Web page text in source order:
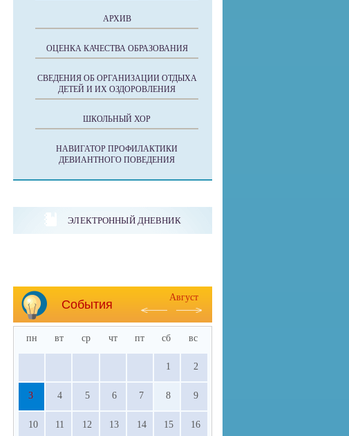
АРХИВ
ОЦЕНКА КАЧЕСТВА ОБРАЗОВАНИЯ
СВЕДЕНИЯ ОБ ОРГАНИЗАЦИИ ОТДЫХА
ДЕТЕЙ И ИХ ОЗДОРОВЛЕНИЯ
ШКОЛЬНЫЙ ХОР
НАВИГАТОР ПРОФИЛАКТИКИ
ДЕВИАНТНОГО ПОВЕДЕНИЯ
ЭЛЕКТРОННЫЙ ДНЕВНИК
События
Август
пн вт ср чт пт сб вс
1 2
3 4 5 6 7 8 9
10 11 12 13 14 15 16